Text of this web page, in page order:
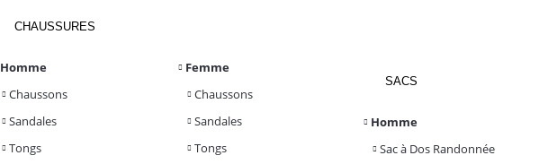
CHAUSSURES
Homme
Chaussons
Sandales
Tongs
Femme
Chaussons
Sandales
Tongs
SACS
Homme
Sac à Dos Randonnée